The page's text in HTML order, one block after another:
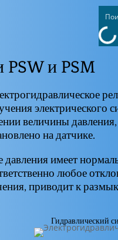
PSW и PSM
электрического
величины
на датчике.
давления имеет
любое
приводит к
Гидравлический